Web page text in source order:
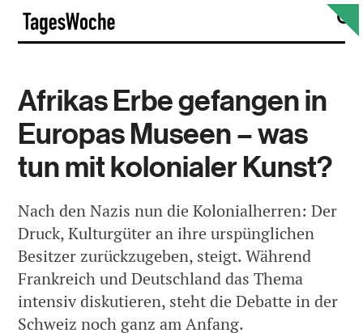
Skip
content
Afrikas Erbe gefangen in
Europas Museen – was
tun mit kolonialer Kunst?
Nach den Nazis nun die Kolonialherren: Der
Druck, Kulturgüter an ihre urspünglichen
Besitzer zurückzugeben, steigt. Während
Frankreich und Deutschland das Thema
intensiv diskutieren, steht die Debatte in der
Schweiz noch ganz am Anfang.